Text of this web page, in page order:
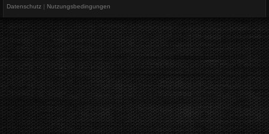
Datenschutz | Nutzungsbedingungen